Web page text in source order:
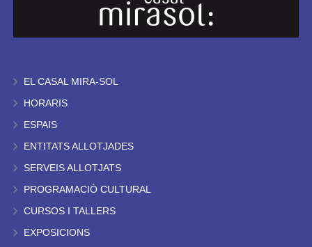
EL CASAL MIRA-SOL
HORARIS
ESPAIS
ENTITATS ALLOTJADES
SERVEIS ALLOTJATS
PROGRAMACIÓ CULTURAL
CURSOS I TALLERS
EXPOSICIONS